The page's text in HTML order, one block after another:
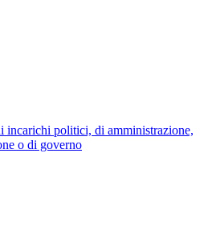
incarichi politici, di amministrazione,
o di governo